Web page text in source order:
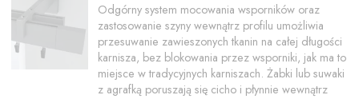
Odgórny system mocowania wsporników oraz
zastosowanie szyny wewnątrz profilu umożliwia
przesuwanie zawieszonych tkanin na całej długości
karnisza, bez blokowania przez wsporniki, jak ma to
miejsce w tradycyjnych karniszach. Żabki lub suwaki
z agrafką poruszają się cicho i płynnie wewnątrz